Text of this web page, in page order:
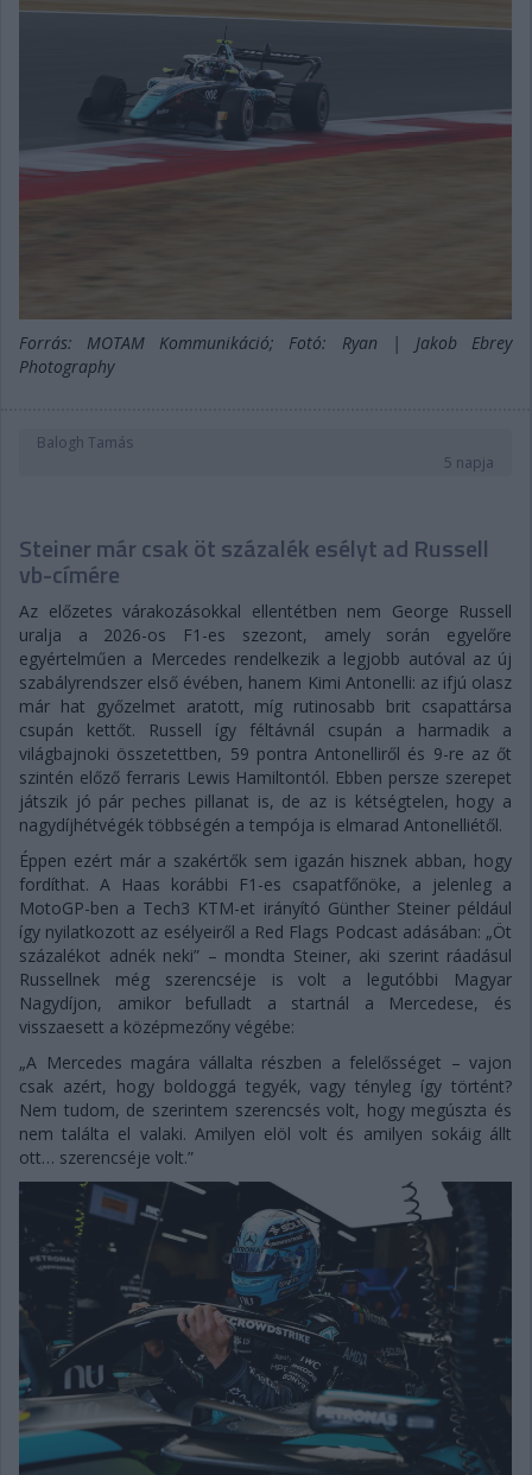
Forrás: MOTAM Kommunikáció; Fotó: Ryan | Jakob Ebrey
Photography
Balogh Tamás
5 napja
Steiner már csak öt százalék esélyt ad Russell
vb-címére
Az előzetes várakozásokkal ellentétben nem George Russell
uralja a 2026-os F1-es szezont, amely során egyelőre
egyértelműen a Mercedes rendelkezik a legjobb autóval az új
szabályrendszer első évében, hanem Kimi Antonelli: az ifjú olasz
már hat győzelmet aratott, míg rutinosabb brit csapattársa
csupán kettőt. Russell így féltávnál csupán a harmadik a
világbajnoki összetettben, 59 pontra Antonelliről és 9-re az őt
szintén előző ferraris Lewis Hamiltontól. Ebben persze szerepet
játszik jó pár peches pillanat is, de az is kétségtelen, hogy a
nagydíjhétvégék többségén a tempója is elmarad Antonelliétől.
Éppen ezért már a szakértők sem igazán hisznek abban, hogy
fordíthat. A Haas korábbi F1-es csapatfőnöke, a jelenleg a
MotoGP-ben a Tech3 KTM-et irányító Günther Steiner például
így nyilatkozott az esélyeiről a Red Flags Podcast adásában: „Öt
százalékot adnék neki” – mondta Steiner, aki szerint ráadásul
Russellnek még szerencséje is volt a legutóbbi Magyar
Nagydíjon, amikor befulladt a startnál a Mercedese, és
visszaesett a középmezőny végébe:
„A Mercedes magára vállalta részben a felelősséget – vajon
csak azért, hogy boldoggá tegyék, vagy tényleg így történt?
Nem tudom, de szerintem szerencsés volt, hogy megúszta és
nem találta el valaki. Amilyen elöl volt és amilyen sokáig állt
ott… szerencséje volt.”